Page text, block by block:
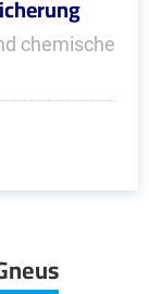
chemische